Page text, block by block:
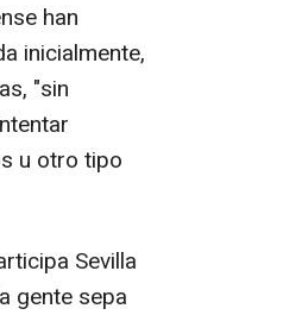
han
inicialmente,
"sin
u otro tipo
Sevilla
gente sepa